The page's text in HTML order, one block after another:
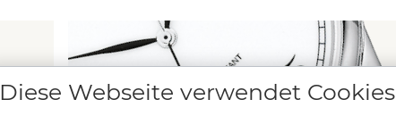
Diese Webseite verwendet Cookies